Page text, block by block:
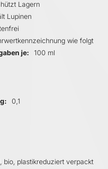
Lagern
Lupinen
wie folgt
je
100 ml
0,1
bio, plastikreduziert verpackt